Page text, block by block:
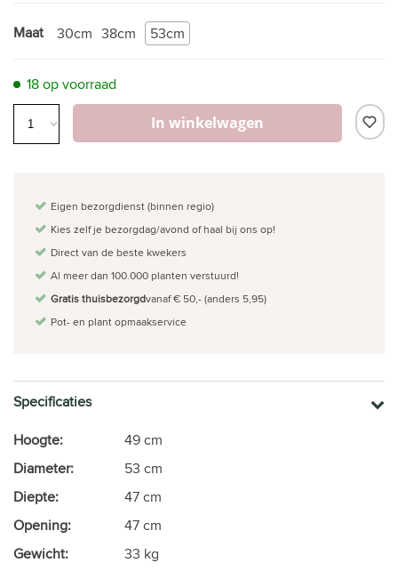
Maat 30cm 38cm 53cm
18 op voorraad
In winkelwagen
Eigen bezorgdienst (binnen regio)
Kies zelf je bezorgdag/avond of haal bij ons op!
Direct van de beste kwekers
Al meer dan 100.000 planten verstuurd!
Gratis thuisbezorgdvanaf € 50,- (anders 5,95)
Pot- en plant opmaakservice
Specificaties
Hoogte:
49 cm
Diameter:
53 cm
Diepte:
47 cm
Opening:
47 cm
Gewicht:
33 kg